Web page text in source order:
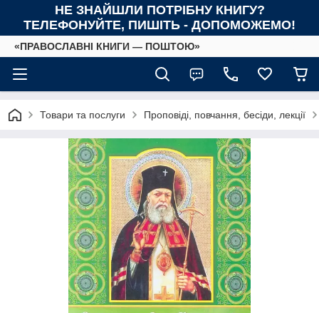
НЕ ЗНАЙШЛИ ПОТРІБНУ КНИГУ?
ТЕЛЕФОНУЙТЕ, ПИШІТЬ - ДОПОМОЖЕМО!
«ПРАВОСЛАВНІ КНИГИ — ПОШТОЮ»
Товари та послуги Проповіді, повчання, бесіди, лекції